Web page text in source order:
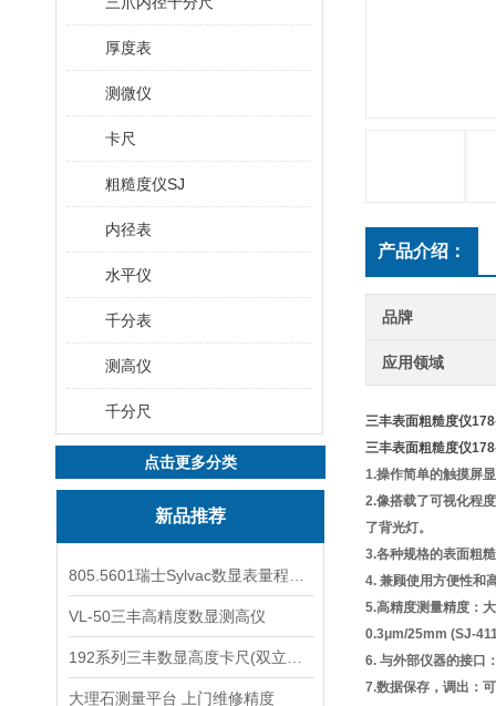
厚度表
测微仪
卡尺
粗糙度仪SJ
内径表
水平仪
千分表
测高仪
千分尺
点击更多分类
新品推荐
VL-50三丰高精度数显测高仪
大理石测量平台 上门维修精度
产品介绍：
品牌
应用领域
三丰表面粗糙度仪
三丰表面粗糙度仪
1.操作简单的触摸屏
2.像搭载了可视化程
了背光灯。
3.各种规格的表面粗
4. 兼顾使用方便性和
5.高精度测量精度：
0.3μm/25mm (SJ-
6. 与外部仪器的接口
7.数据保存，调出：